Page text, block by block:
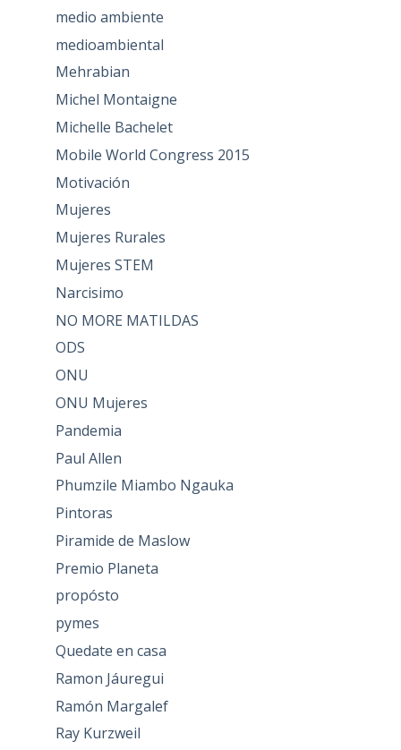
medio ambiente
medioambiental
Mehrabian
Michel Montaigne
Michelle Bachelet
Mobile World Congress 2015
Motivación
Mujeres
Mujeres Rurales
Mujeres STEM
Narcisimo
NO MORE MATILDAS
ODS
ONU
ONU Mujeres
Pandemia
Paul Allen
Phumzile Miambo Ngauka
Pintoras
Piramide de Maslow
Premio Planeta
propósto
pymes
Quedate en casa
Ramon Jáuregui
Ramón Margalef
Ray Kurzweil